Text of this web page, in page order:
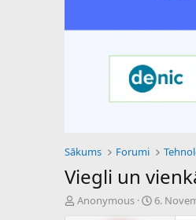
Sākums Forumi
Viegli un
P
Anonymous
S
6.